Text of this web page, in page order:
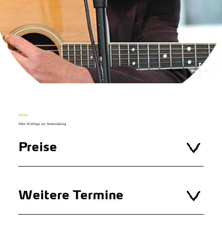
Details
Alles Wichtige zur Veranstaltung
Preise
Weitere Termine